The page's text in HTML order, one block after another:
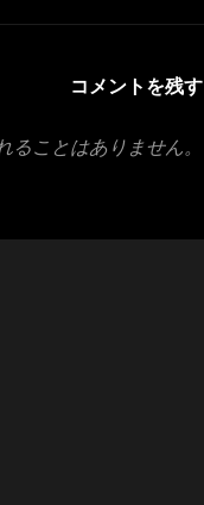
コメントを残す
ることはありません。